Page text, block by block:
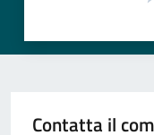
Contatta il